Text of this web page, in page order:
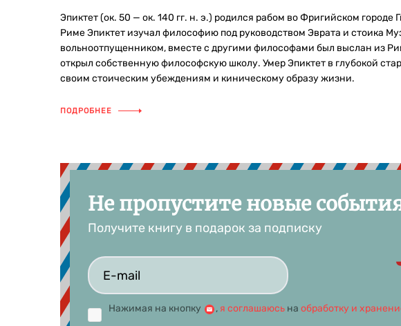
Эпиктет (ок. 50 — ок. 140 гг. н. э.) родился рабом во Фригийском
Риме Эпиктет изучал философию под руководством Эврата и стоика
вольноотпущенником, вместе с другими философами был выслан из
открыл собственную философскую школу. Умер Эпиктет в глубокой
своим стоическим убеждениям и киническому образу жизни.
ПОДРОБНЕЕ
Не пропустите новые
Получите книгу в подарок за подписку
Нажимая на кнопку , я соглашаюсь на обработку и